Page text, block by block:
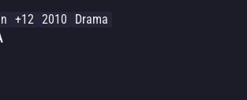
espiritual e material. A obra teve
no meio espírita e entre o público
espirituais, contribuindo para a
de Allan Kardec no cinema
+12 2010
Drama